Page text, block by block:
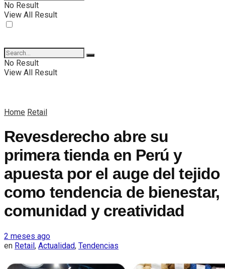
No Result
View All Result
No Result
View All Result
Home Retail
Revesderecho abre su
primera tienda en Perú y
apuesta por el auge del tejido
como tendencia de bienestar,
comunidad y creatividad
2 meses ago
en Retail, Actualidad, Tendencias